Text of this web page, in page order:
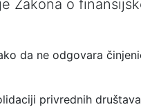
Zakona o
da ne odgovara
privrednih